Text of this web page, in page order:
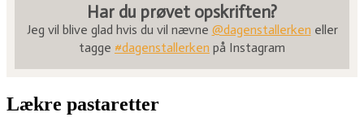
Har du prøvet opskriften?
Jeg vil blive glad hvis du vil nævne @dagenstallerken eller
tagge #dagenstallerken på Instagram
Lækre pastaretter